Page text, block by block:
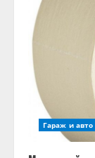
Гараж и авто